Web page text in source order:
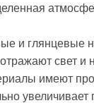
и глянцевые
свет и
имеют